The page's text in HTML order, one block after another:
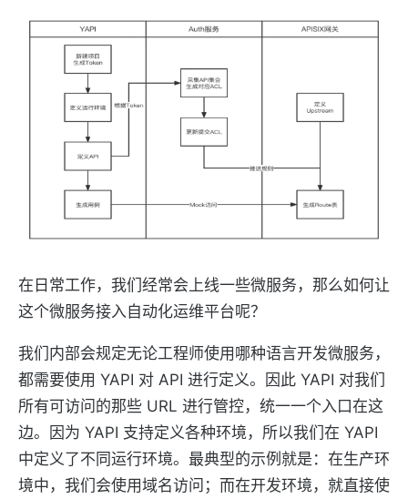
在日常工作，我们经常会上线一些微服务，那么如何让
这个微服务接入自动化运维平台呢？
我们内部会规定无论工程师使用哪种语言开发微服务，
都需要使用 YAPI 对 API 进行定义。因此 YAPI 对我们
所有可访问的那些 URL 进行管控，统一一个入口在这
边。因为 YAPI 支持定义各种环境，所以我们在 YAPI
中定义了不同运行环境。最典型的示例就是：在生产环
境中，我们会使用域名访问；而在开发环境，就直接使